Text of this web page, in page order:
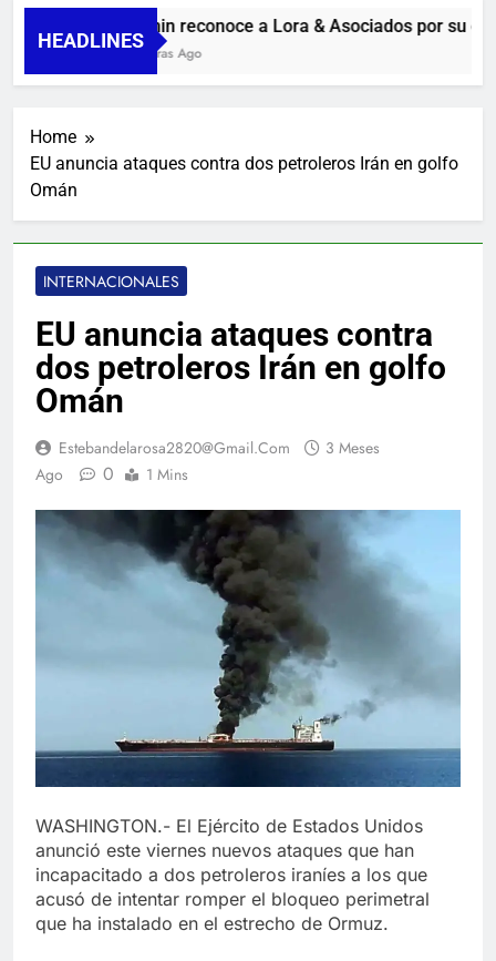
HEADLINES
Guanin reconoce a Lora & Asociados por su
10 Horas Ago
Home
EU anuncia ataques contra dos petroleros Irán en golfo
Omán
INTERNACIONALES
EU anuncia ataques contra
dos petroleros Irán en golfo
Omán
Estebandelarosa2820@gmail.com
3 Meses
Ago
0 1 Mins
WASHINGTON.- El Ejército de Estados Unidos
anunció este viernes nuevos ataques que han
incapacitado a dos petroleros iraníes a los que
acusó de intentar romper el bloqueo perimetral
que ha instalado en el estrecho de Ormuz.